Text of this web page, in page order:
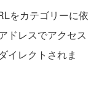
をカテゴリーに依
ドレスでアクセス
イレクトされま